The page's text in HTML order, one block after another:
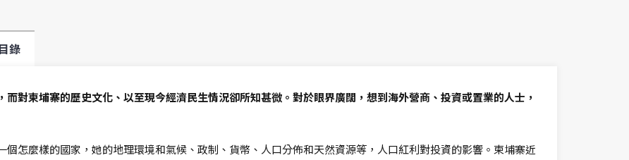
目錄
對柬埔寨的歷史文化、以至現今經濟民生情況卻所知甚微。對於眼界廣闊，想到海外營商、投資或置業的人士，
個怎麼樣的國家，她的地理環境和氣候、政制、貨幣、人口分佈和天然資源等，人口紅利對投資的影響。柬埔寨近